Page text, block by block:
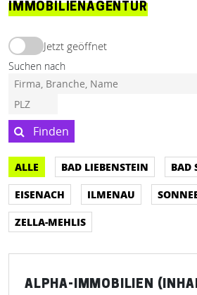
IMMOBILIENAGENTUR
Jetzt geöffnet
Suchen nach
Finden
ALLE BAD LIEBENSTEIN
BAD
EISENACH
ILMENAU
ZELLA-MEHLIS
ALPHA-IMMOBILIEN